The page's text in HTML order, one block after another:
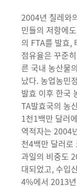
2004년 칠레와
민들의 저항에
의 FTA를 발효,
점유율은 꾸준
른 국내 농산물
났다. 농업농민
발효 이후 한국
TA발효국의 농
1천1백만 달러
역적자는 2004
천4백만 달러로
과일의 비중도
대되었고, 수입
4%에서 2013